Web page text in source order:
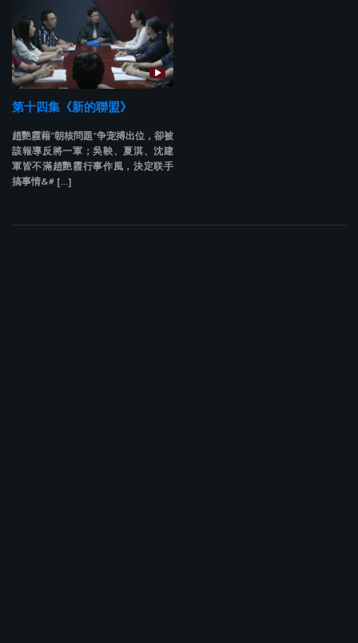
第十四集《新的聯盟》
趙艷霞藉”朝核問題”争宠搏出位，卻被
該報導反將一軍；吳鞅、夏淇、沈建
軍皆不滿趙艷霞行事作風，決定联手
搞事情&# […]